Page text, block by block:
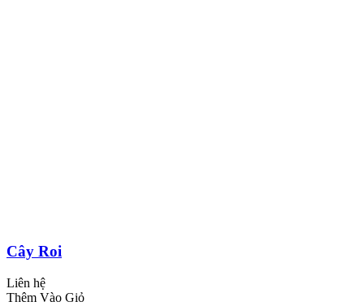
Cây Roi
Liên hệ
Thêm Vào Giỏ